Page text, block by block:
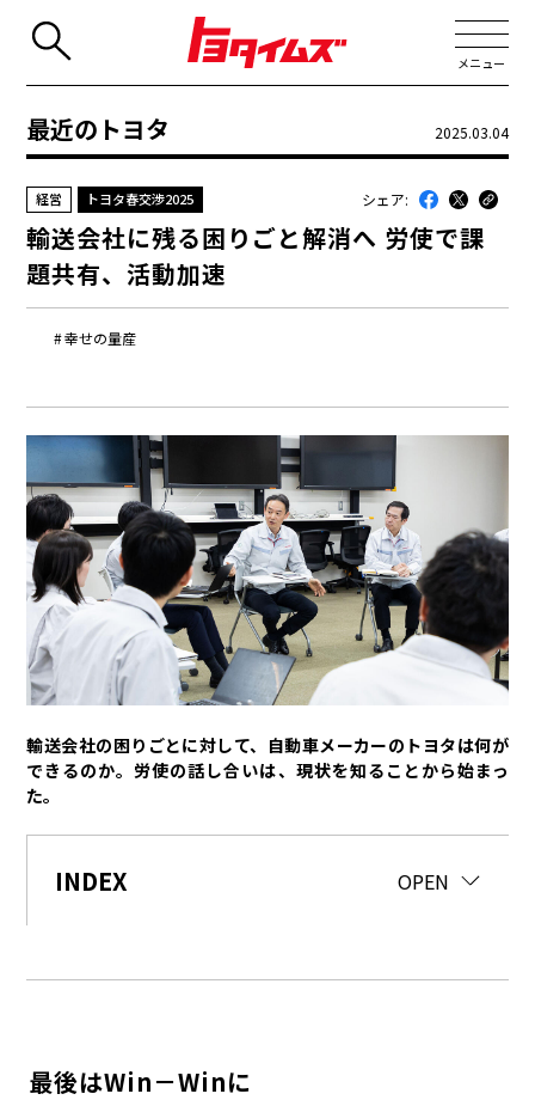
メニュー
最近のトヨタ
連載
トヨタイムズニュース
トヨタイムズビジネス
トヨタイムズスポーツ
トヨタイムズPodcast
SDGs
経営
スポーツ
クルマ
テクノロジー
最近のトヨタ 2025.03.04
幸せの量産
経営 トヨタ春交渉2025 シェア:
輸送会社に残る困りごと解消へ 労使で課
題共有、活動加速
輸送会社の困りごとに対して、自動車メーカーのトヨタは何が
できるのか。労使の話し合いは、現状を知ることから始まっ
た。
INDEX OPEN
CLOSE
最後はWin－Winに